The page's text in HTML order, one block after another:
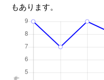
もあります。